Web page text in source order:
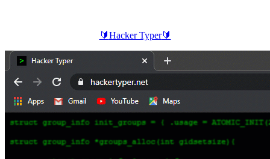
🔰Hacker Typer🔰